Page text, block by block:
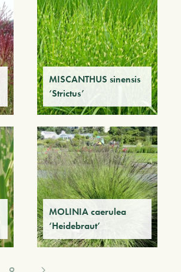
MISCANTHUS sinensis
‘Strictus’
MOLINIA caerulea
‘Heidebraut’